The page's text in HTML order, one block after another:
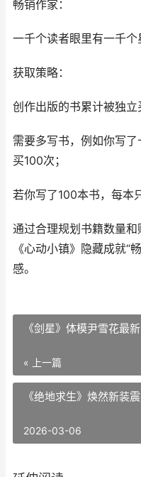
畅销作家：
一千个读者眼里有一千个
获取策略：
创作出版的书累计被独立
需要多写书，例如你写
买100次；
若你写了100本书，每本
通过合理规划书籍数量
《心动小镇》隐藏成就“
感。
《剑星》体模尹雪花最
« 上一篇
《绝地求生》焕然新装
2026-03-06